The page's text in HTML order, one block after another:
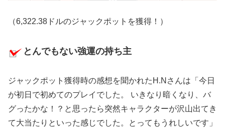
（6,322.38ドルのジャックポットを獲得！）
とんでもない強運の持ち主
ジャックポット獲得時の感想を聞かれたH.Nさんは「今日
が初日で初めてのプレイでした。 いきなり暗くなり、バ
グったかな！？と思ったら突然キャラクターが沢山出てき
て大当たりといった感じでした。とってもうれしいです」